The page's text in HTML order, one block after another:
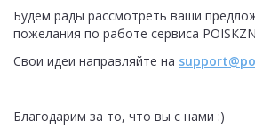
Будем рады рассмотреть ваши
пожелания по работе сервиса
Свои идеи направляйте на
Благодарим за то, что вы с нами :)